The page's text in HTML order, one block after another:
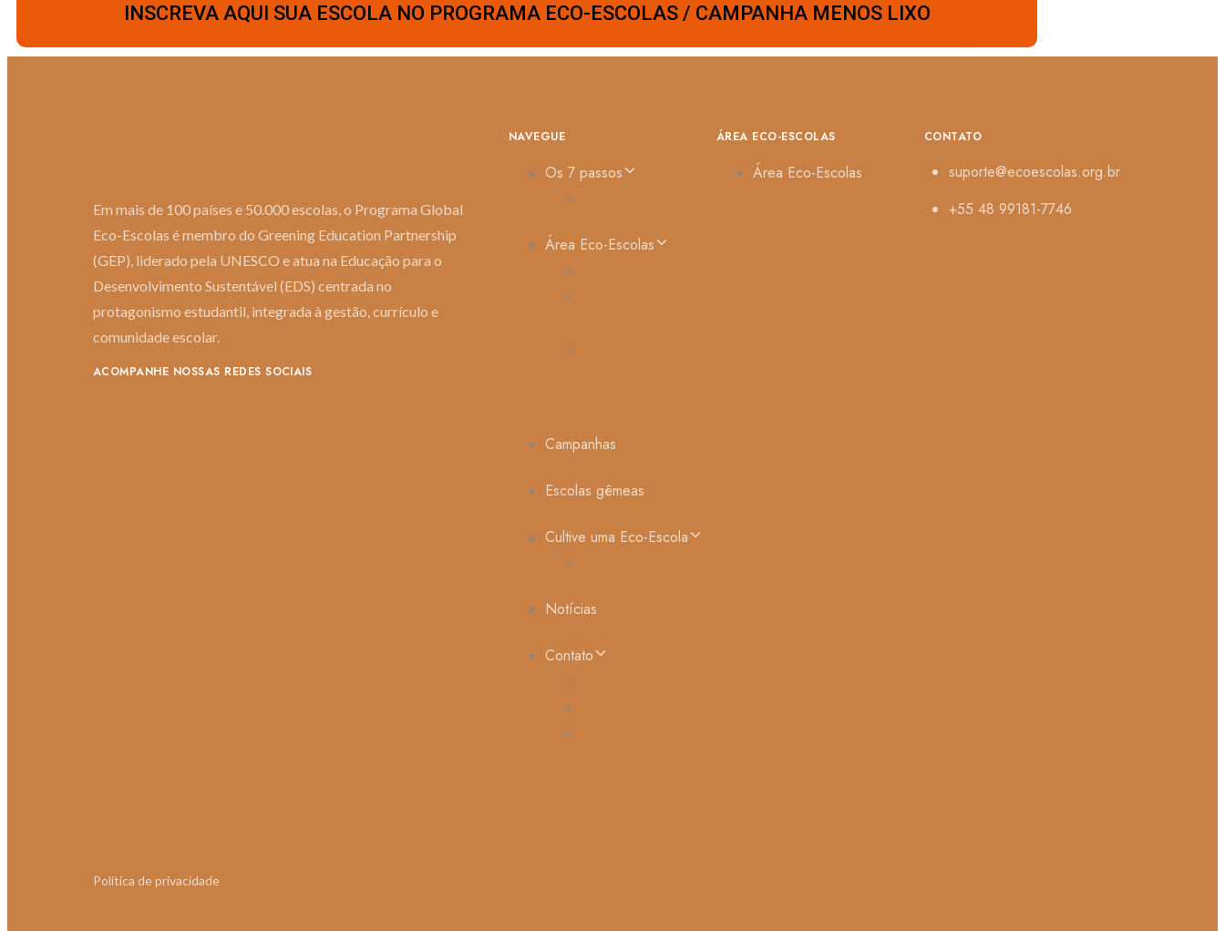
INSCREVA AQUI SUA ESCOLA NO PROGRAMA ECO-ESCOLAS / CAMPANHA MENOS LIXO
Em mais de 100 países e 50.000 escolas, o Programa Global
Eco-Escolas é membro do Greening Education Partnership
(GEP), liderado pela UNESCO e atua na Educação para o
Desenvolvimento Sustentável (EDS) centrada no
protagonismo estudantil, integrada à gestão, currículo e
comunidade escolar.
ACOMPANHE NOSSAS REDES SOCIAIS
NAVEGUE
Os 7 passos
Área Eco-Escolas
Campanhas
Escolas gêmeas
Cultive uma Eco-Escola
Notícias
Contato
ÁREA ECO-ESCOLAS
Área Eco-Escolas
CONTATO
suporte@ecoescolas.org.br
+55 48 99181-7746
Política de privacidade